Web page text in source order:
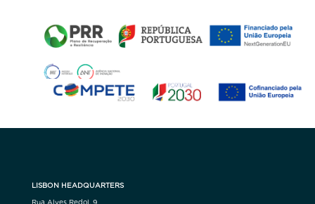
LISBON HEADQUARTERS
Rua Alves Redol, 9